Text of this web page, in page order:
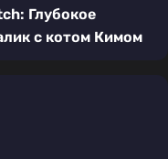
Глубокое
с котом Кимом